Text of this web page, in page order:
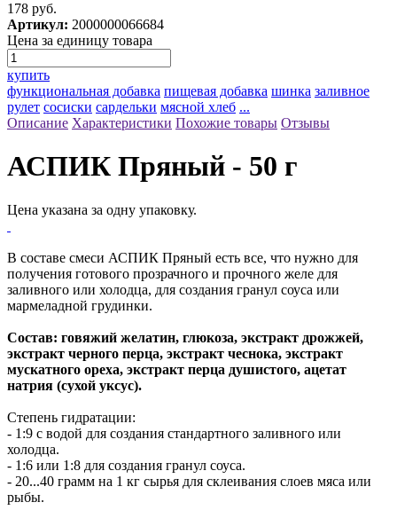
178 руб.
Артикул: 2000000066684
Цена за единицу товара
купить
функциональная добавка пищевая добавка шинка заливное
рулет сосиски сардельки мясной хлеб ...
Описание Характеристики Похожие товары Отзывы
АСПИК Пряный - 50 г
Цена указана за одну упаковку.
В составе смеси АСПИК Пряный есть все, что нужно для
получения готового прозрачного и прочного желе для
заливного или холодца, для создания гранул соуса или
мармеладной грудинки.
Состав: говяжий желатин, глюкоза, экстракт дрожжей,
экстракт черного перца, экстракт чеснока, экстракт
мускатного ореха, экстракт перца душистого, ацетат
натрия (сухой уксус).
Степень гидратации:
- 1:9 с водой для создания стандартного заливного или
холодца.
- 1:6 или 1:8 для создания гранул соуса.
- 20...40 грамм на 1 кг сырья для склеивания слоев мяса или
рыбы.